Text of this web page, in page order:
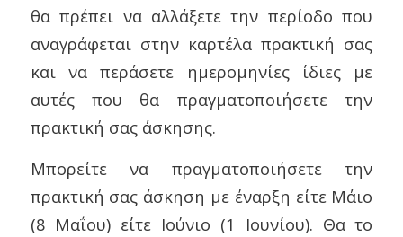
θα πρέπει να αλλάξετε την περίοδο που
αναγράφεται στην καρτέλα πρακτική σας
και να περάσετε ημερομηνίες ίδιες με
αυτές που θα πραγματοποιήσετε την
πρακτική σας άσκησης.
Μπορείτε να πραγματοποιήσετε την
πρακτική σας άσκηση με έναρξη είτε Μάιο
(8 Μαΐου) είτε Ιούνιο (1 Ιουνίου). Θα το